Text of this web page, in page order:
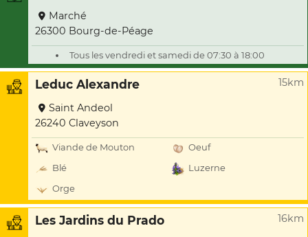
Marché
26300 Bourg-de-Péage
Tous les vendredi et samedi de 07:30 à 18:00
Leduc Alexandre 15km
Saint Andeol
26240 Claveyson
Viande de Mouton
Oeuf
Blé
Luzerne
Orge
Les Jardins du Prado 16km